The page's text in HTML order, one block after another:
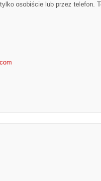
osobiście lub przez telefon.